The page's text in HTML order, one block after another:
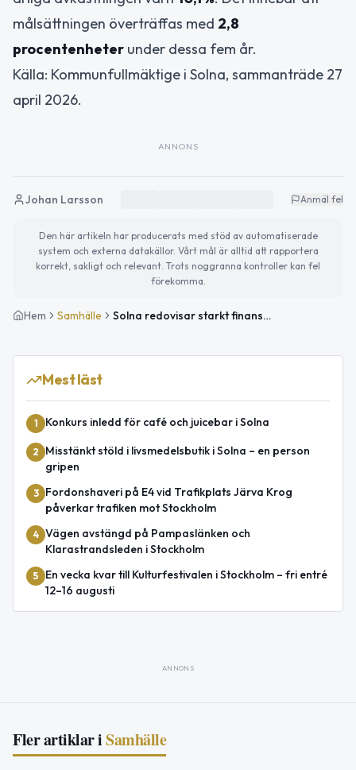
målsättningen överträffas med 2,8
procentenheter under dessa fem år.
Källa: Kommunfullmäktige i Solna, sammanträde 27
april 2026.
ANNONS
Johan Larsson Anmäl fel
Den här artikeln har producerats med stöd av automatiserade
system och externa datakällor. Vårt mål är alltid att rapportera
korrekt, sakligt och relevant. Trots noggranna kontroller kan fel
förekomma.
Hem Samhälle Solna redovisar starkt finansnetto för 2025
Mest läst
1 Konkurs inledd för café och juicebar i Solna
2
Misstänkt stöld i livsmedelsbutik i Solna – en person
gripen
3
Fordonshaveri på E4 vid Trafikplats Järva Krog
påverkar trafiken mot Stockholm
4 Vägen avstängd på Pampaslänken och
Klarastrandsleden i Stockholm
5
En vecka kvar till Kulturfestivalen i Stockholm – fri entré
12–16 augusti
ANNONS
Fler artiklar iSamhälle